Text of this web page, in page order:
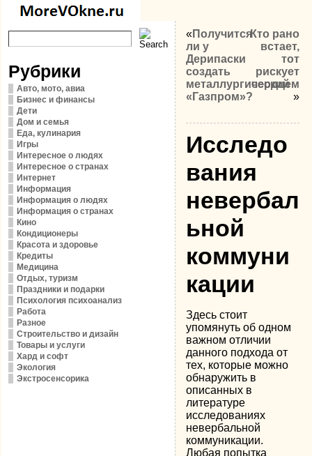
Рубрики
Авто, мото, авиа
Бизнес и финансы
Дети
Дом и семья
Еда, кулинария
Игры
Интересное о людях
Интересное о странах
Интернет
Информация
Информация о людях
Информация о странах
Кино
Кондиционеры
Красота и здоровье
Кредиты
Медицина
Отдых, туризм
Праздники и подарки
Психология психоанализ
Работа
Разное
Строительство и дизайн
Товары и услуги
Хард и софт
Экология
Экстросенсорика
«Получится
ли у
Дерипаски
создать
металлургический
«Газпром»?
Кто рано
встает,
тот
рискует
сердцем
»
Исследо
ва­ния
невербал
ьной
коммуни
кации
Здесь стоит
упомянуть об одном
важном отличии
данного подхода от
тех, которые можно
обнаружить в
описанных в
литературе
исследова­ниях
невербальной
коммуникации.
Любая попытка